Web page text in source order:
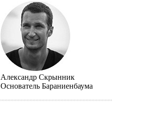
Александр Скрынник
Основатель Бараниенбаума